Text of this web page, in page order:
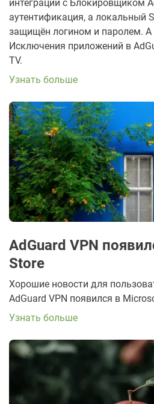
интеграции с Блокировщиком
аутентификация, а локальный
защищён логином и паролем. А
Исключения приложений в
TV.
Узнать больше
AdGuard VPN
Store
Хорошие новости для
AdGuard VPN появился в
Узнать больше